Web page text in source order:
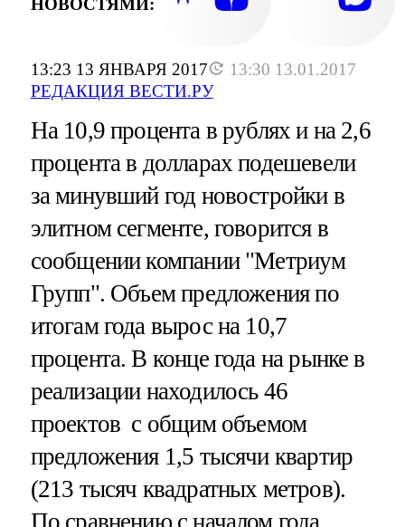
13:23 13 ЯНВАРЯ 2017
13:30 13.01.2017
РЕДАКЦИЯ ВЕСТИ.РУ
На 10,9 процента в рублях и на 2,6
процента в долларах подешевели
за минувший год новостройки в
элитном сегменте, говорится в
сообщении компании "Метриум
Групп". Объем предложения по
итогам года вырос на 10,7
процента. В конце года на рынке в
реализации находилось 46
проектов с общим объемом
предложения 1,5 тысячи квартир
(213 тысяч квадратных метров).